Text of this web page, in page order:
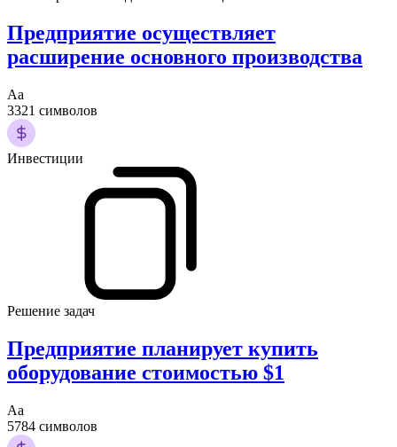
Предприятие осуществляет
расширение основного производства
Аа
3321 символов
Инвестиции
Решение задач
Предприятие планирует купить
оборудование стоимостью $1
Аа
5784 символов